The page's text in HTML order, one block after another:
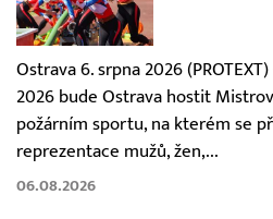
Ostrava 6. srpna 2026
2026 bude Ostrava hostit
požárním sportu, na kterém se
reprezentace mužů, žen,...
06.08.2026